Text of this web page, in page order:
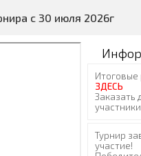
с 30 июля 2026г